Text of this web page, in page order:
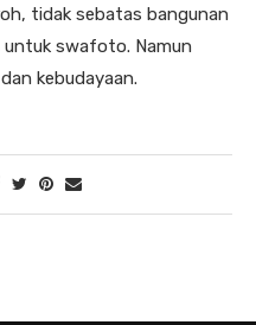
tidak sebatas bangunan
untuk swafoto. Namun
kebudayaan.